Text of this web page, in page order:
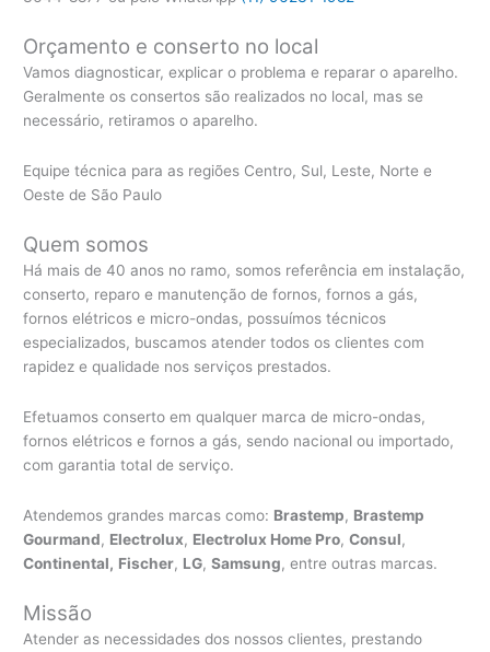
Orçamento e conserto no local
Vamos diagnosticar, explicar o problema e reparar o aparelho.
Geralmente os consertos são realizados no local, mas se
necessário, retiramos o aparelho.
Equipe técnica para as regiões Centro, Sul, Leste, Norte e
Oeste de São Paulo
Quem somos
Há mais de 40 anos no ramo, somos referência em instalação,
conserto, reparo e manutenção de fornos, fornos a gás,
fornos elétricos e micro-ondas, possuímos técnicos
especializados, buscamos atender todos os clientes com
rapidez e qualidade nos serviços prestados.
Efetuamos conserto em qualquer marca de micro-ondas,
fornos elétricos e fornos a gás, sendo nacional ou importado,
com garantia total de serviço.
Atendemos grandes marcas como: Brastemp, Brastemp
Gourmand, Electrolux, Electrolux Home Pro,Consul,
Continental, Fischer, LG,Samsung, entre outras marcas.
Missão
Atender as necessidades dos nossos clientes, prestando